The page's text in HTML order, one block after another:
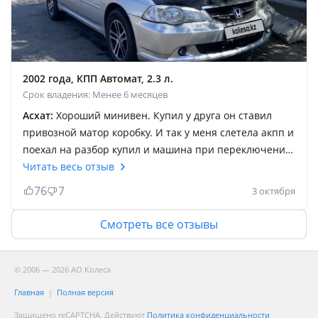
2002 года, КПП Автомат, 2.3 л.
Срок владения: Менее 6 месяцев
Асхат: Хороший минивен. Купил у друга он ставил
привозной матор коробку. И так у меня слетела акпп и
поехал на разбор купил и машина при переключений
пинаестя и теперь хочу сказать прежде чем менять
акпп надо смотреть номера акпп верхном углу на
белой линии написано. Акпп делится на 4 вида у меня
абсолют оказывается стоить коробка MGPA. Думаю
кому то это будет интересно А так машина в целому
хорошоя кондиционер летом морозить а на счет
печки пока что не знаю. За свой опыт поменял 6
Читать весь отзыв
76 7 3 октября
Смотреть все отзывы
© 2006 — 2026 АО Колеса
Главная Полная версия
Защищено reCAPTCHA. Действуют Политика конфиденциальности